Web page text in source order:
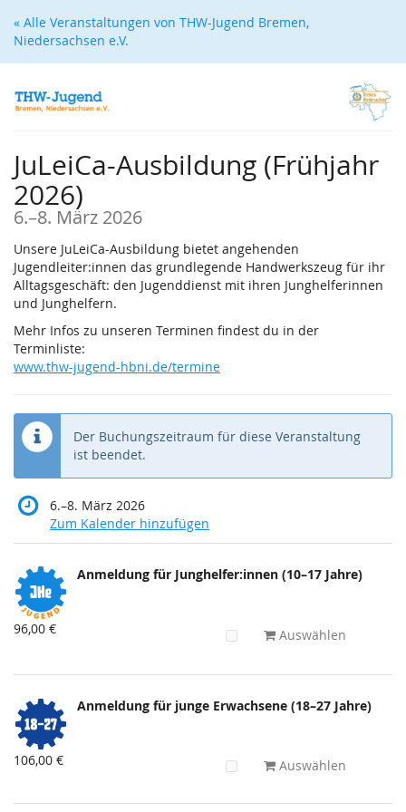
Zum
Haupt-
« Alle Veranstaltungen von THW-Jugend Bremen,
Niedersachsen e.V.
JuLeiCa-Ausbildung (Frühjahr
2026)
6.–bis
8. März 2026
Unsere JuLeiCa-Ausbildung bietet angehenden
Jugendleiter:innen das grundlegende Handwerkszeug für ihr
Alltagsgeschäft: den Jugenddienst mit ihren Junghelferinnen
und Junghelfern.
Mehr Infos zu unseren Terminen findest du in der
Terminliste:
www.thw-jugend-hbni.de/termine
Der Buchungszeitraum für diese Veranstaltung
ist beendet.
6.–bis
8. März 2026
Zum Kalender hinzufügen
Produkte
Unkategorisierte
Produkte
Anmeldung für Junghelfer:innen (10–17 Jahre)
96,00 € Auswählen
Anmeldung für junge Erwachsene (18–27 Jahre)
106,00 € Auswählen